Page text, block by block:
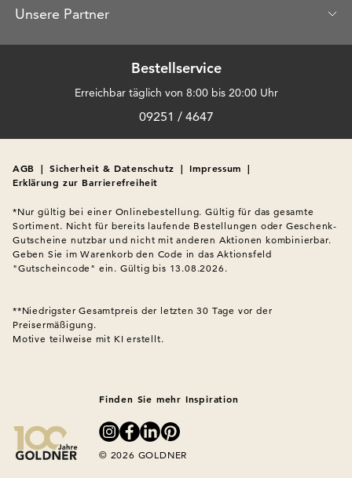
Unsere Partner
Bestellservice
Erreichbar täglich von 8:00 bis 20:00 Uhr
09251 / 4647
AGB | Sicherheit & Datenschutz | Impressum |
Erklärung zur Barrierefreiheit
*Nur gültig bei einer Onlinebestellung. Gültig für das gesamte
Sortiment. Nicht für bereits laufende Bestellungen oder Geschenk-
Gutscheine nutzbar und nicht mit anderen Aktionen kombinierbar.
Geben Sie im Warenkorb den Code in das Aktionsfeld
"Gutscheincode" ein. Gültig bis 13.08.2026.
**Niedrigster Gesamtpreis der letzten 30 Tage vor der
Preisermäßigung.
Motive teilweise mit KI erstellt.
Finden Sie mehr Inspiration
© 2026 GOLDNER